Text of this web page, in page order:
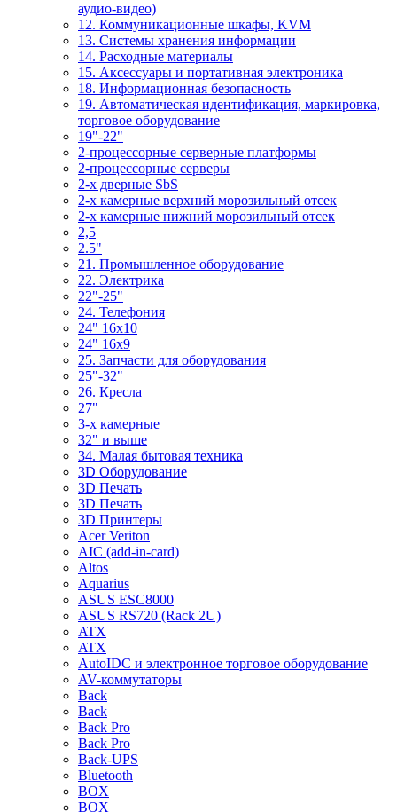
аудио-видео)
12. Коммуникационные шкафы, KVM
13. Системы хранения информации
14. Расходные материалы
15. Аксессуары и портативная электроника
18. Информационная безопасность
19. Автоматическая идентификация, маркировка,
торговое оборудование
19"-22"
2-процессорные серверные платформы
2-процессорные серверы
2-х дверные SbS
2-х камерные верхний морозильный отсек
2-х камерные нижний морозильный отсек
2,5
2.5"
21. Промышленное оборудование
22. Электрика
22"-25"
24. Телефония
24" 16x10
24" 16x9
25. Запчасти для оборудования
25"-32"
26. Кресла
27"
3-x камерные
32" и выше
34. Малая бытовая техника
3D Оборудование
3D Печать
3D Печать
3D Принтеры
Acer Veriton
AIC (add-in-card)
Altos
Aquarius
ASUS ESC8000
ASUS RS720 (Rack 2U)
ATX
ATX
AutoIDC и электронное торговое оборудование
AV-коммутаторы
Back
Back
Back Pro
Back Pro
Back-UPS
Bluetooth
BOX
BOX